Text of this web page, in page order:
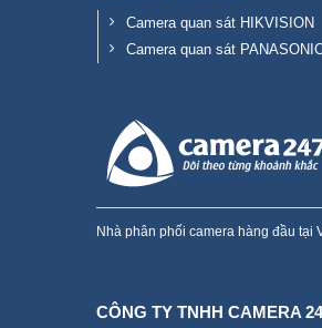
Camera quan sát HIKVISION
Camera quan sát
Nhà phân phối camera hàng đầu tại
CÔNG TY TNHH CAMERA